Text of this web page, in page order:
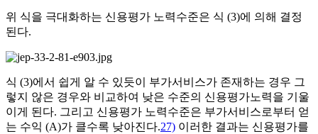
위 식을 극대화하는 신용평가 노력수준은 식 (3)에 의해 결정
된다.
식 (3)에서 쉽게 알 수 있듯이 부가서비스가 존재하는 경우 그
렇지 않은 경우와 비교하여 낮은 수준의 신용평가노력을 기울
이게 된다. 그리고 신용평가 노력수준은 부가서비스로부터 얻
는 수익 (A)가 클수록 낮아진다.27) 이러한 결과는 신용평가를